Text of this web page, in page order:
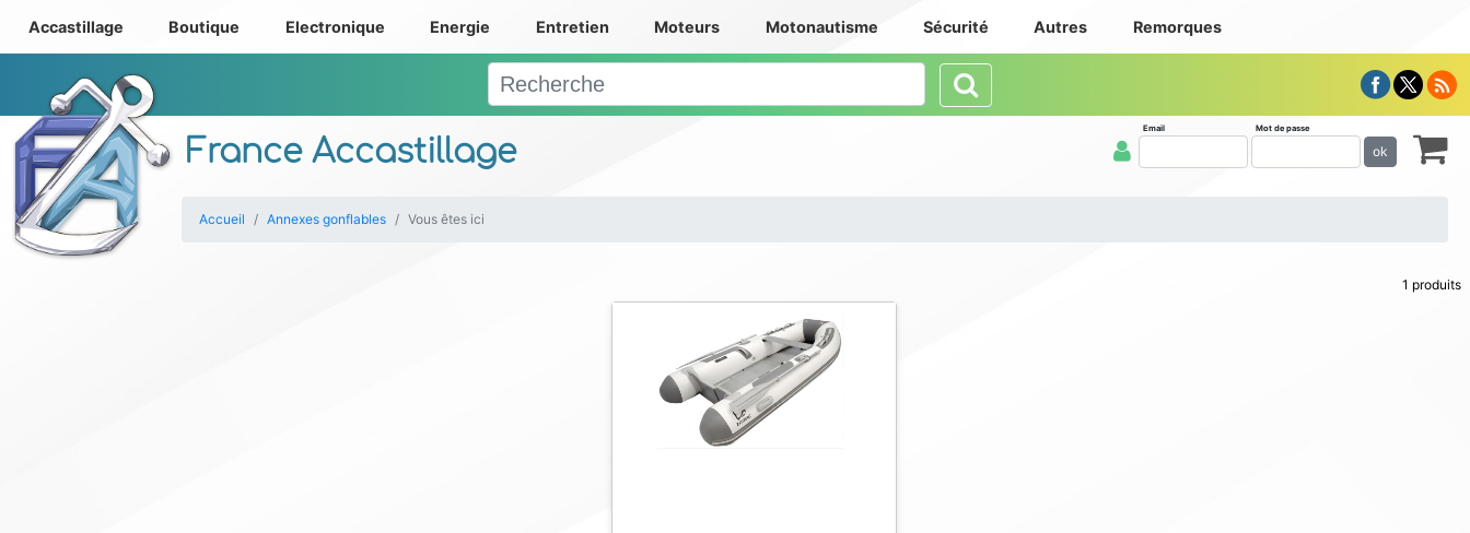
France Accastillage
Accastillage Boutique Electronique Energie Entretien Moteurs Motonautisme Sécurité Autres Remorques
Email Mot de passe
ok
Accueil Annexes gonflables Vous êtes ici
1 produits